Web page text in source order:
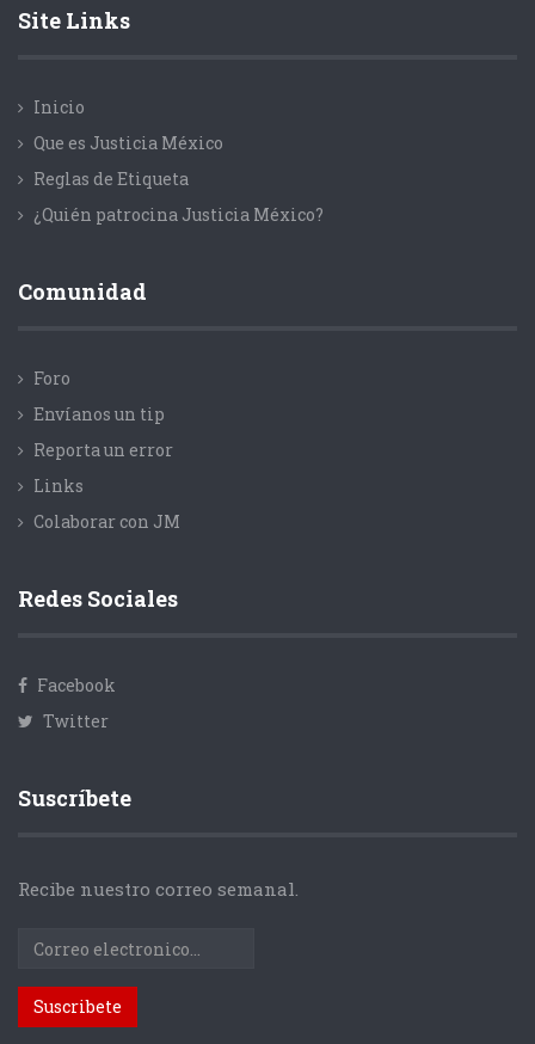
Site Links
Inicio
Que es Justicia México
Reglas de Etiqueta
¿Quién patrocina Justicia México?
Comunidad
Foro
Envíanos un tip
Reporta un error
Links
Colaborar con JM
Redes Sociales
Facebook
Twitter
Suscríbete
Recibe nuestro correo semanal.